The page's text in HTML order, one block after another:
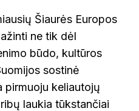
Šiaurės Europos
ne tik dėl
būdo, kultūros
sostinė
pirmuoju keliautojų
laukia tūkstančiai